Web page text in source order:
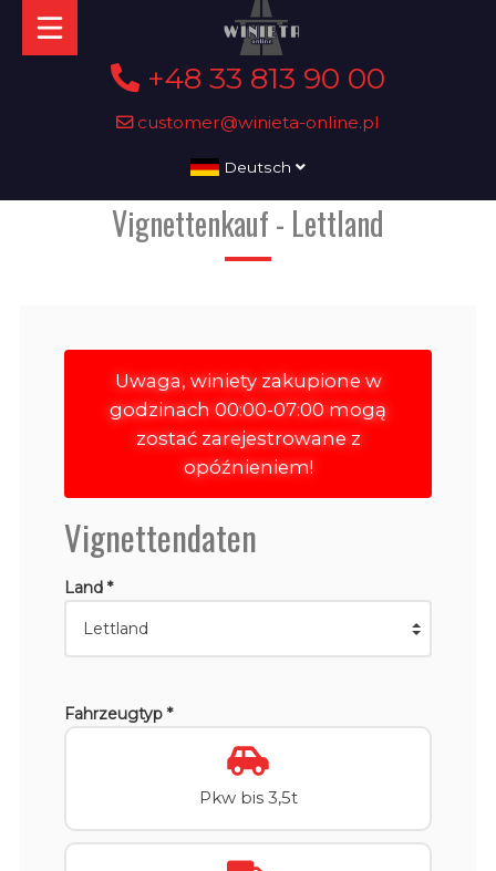
+48 33 813 90 00
customer@winieta-online.pl
Deutsch
Vignettenkauf - Lettland
Uwaga, winiety zakupione w
godzinach 00:00-07:00 mogą
zostać zarejestrowane z
opóźnieniem!
Vignettendaten
Land *
Fahrzeugtyp *
Pkw bis 3,5t